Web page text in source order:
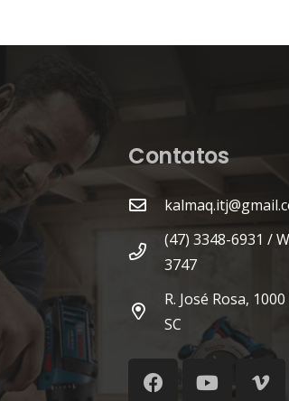
Contatos
(47) 3348-6931 /
3747
R. José Rosa,
SC